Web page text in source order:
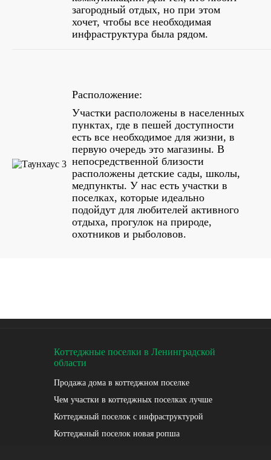
загородный отдых, но при этом
хочет, чтобы все необходимая
инфраструктура была рядом.
Расположение:
Участки расположены в населенных
пунктах, где в пешей доступности
есть все необходимое для жизни, в
первую очередь это магазины. В
непосредственной близости
расположены детские сады, школы,
медпункты. У нас есть участки в
поселках, которые идеально
подойдут для любителей активного
отдыха, прогулок на природе,
охотников и рыболовов.
Коттеджные поселки в Ленинградской
области
Продажа дома в коттеджном поселке
Чем участки в коттеджных поселках лучше
Коттеджный поселок с инфраструктурой
Коттеджный поселок новая ропша